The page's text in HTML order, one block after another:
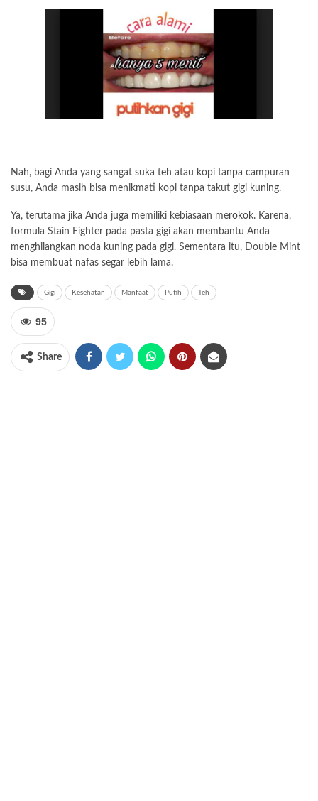
Nah, bagi Anda yang sangat suka teh atau kopi tanpa campuran
susu, Anda masih bisa menikmati kopi tanpa takut gigi kuning.
Ya, terutama jika Anda juga memiliki kebiasaan merokok. Karena,
formula Stain Fighter pada pasta gigi akan membantu Anda
menghilangkan noda kuning pada gigi. Sementara itu, Double Mint
bisa membuat nafas segar lebih lama.
Gigi Kesehatan Manfaat Putih Teh
95
Share